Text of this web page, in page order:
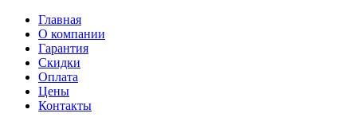
Главная
О компании
Гарантия
Скидки
Оплата
Цены
Контакты